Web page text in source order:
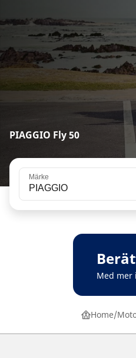
PIAGGIO Fly 50
Märke
PIAGGIO
Med mer
Home